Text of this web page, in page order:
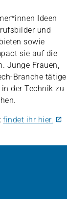
Ideen
und
sowie
sie auf die
Junge Frauen,
Branche tätige
der Technik zu
findet ihr hier.